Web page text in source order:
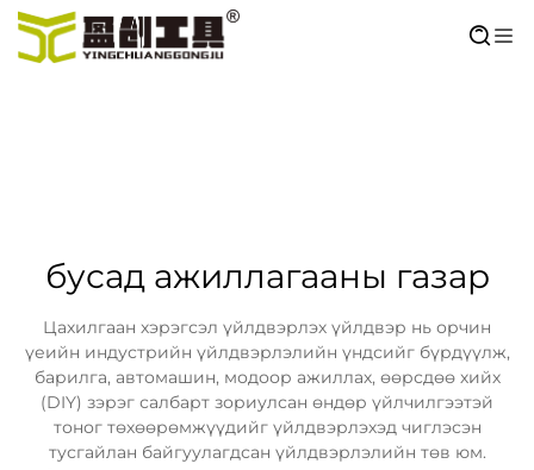
бусад ажиллагааны газар
Цахилгаан хэрэгсэл үйлдвэрлэх үйлдвэр нь орчин
үеийн индустрийн үйлдвэрлэлийн үндсийг бүрдүүлж,
барилга, автомашин, модоор ажиллах, өөрсдөө хийх
(DIY) зэрэг салбарт зориулсан өндөр үйлчилгээтэй
тоног төхөөрөмжүүдийг үйлдвэрлэхэд чиглэсэн
тусгайлан байгуулагдсан үйлдвэрлэлийн төв юм.